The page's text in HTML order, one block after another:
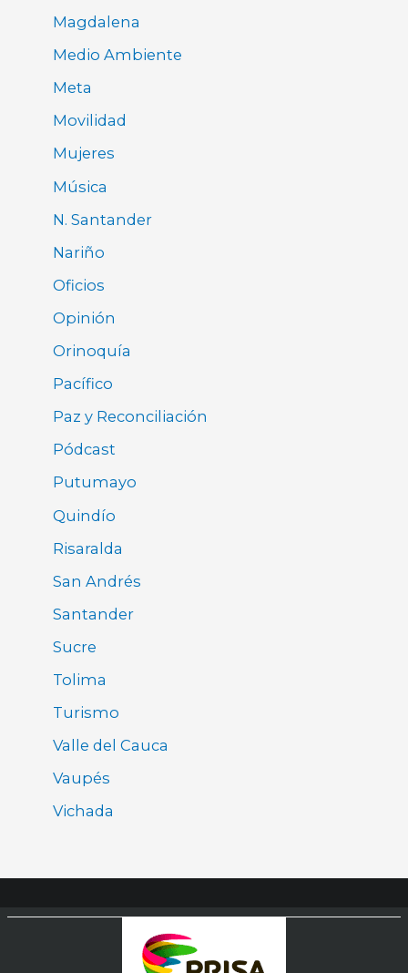
Magdalena
Medio Ambiente
Meta
Movilidad
Mujeres
Música
N. Santander
Nariño
Oficios
Opinión
Orinoquía
Pacífico
Paz y Reconciliación
Pódcast
Putumayo
Quindío
Risaralda
San Andrés
Santander
Sucre
Tolima
Turismo
Valle del Cauca
Vaupés
Vichada